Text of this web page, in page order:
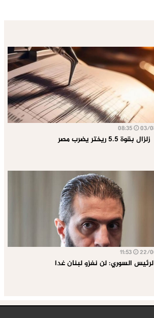
زلزال بقوة 5.5 ريختر يضرب مصر
لرئيس السوري: لن نغزو لبنان غدا